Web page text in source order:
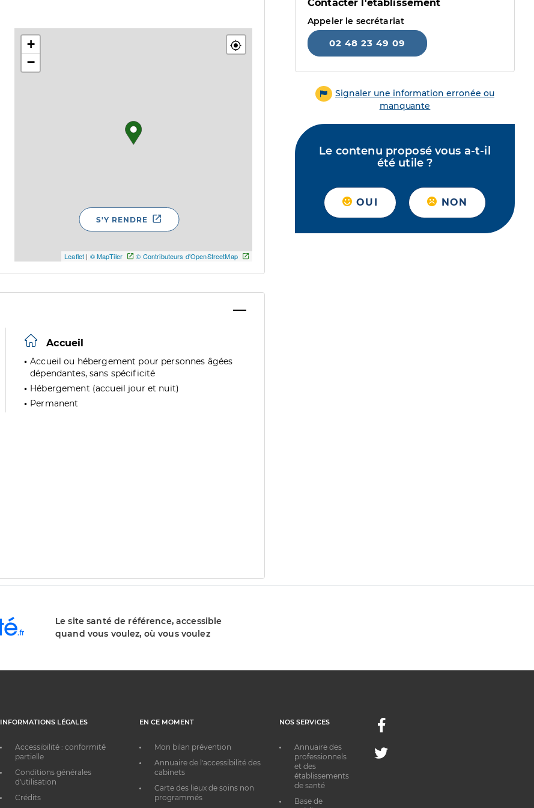
+
−
Leaflet | © MapTiler © Contributeurs d'OpenStreetMap
S'Y RENDRE
Accueil
Accueil ou hébergement pour personnes âgées
dépendantes, sans spécificité
Hébergement (accueil jour et nuit)
Permanent
Contacter l'établissement
Appeler le secrétariat
02 48 23 49 09
Signaler une information erronée ou
manquante
Le contenu proposé vous a-t-il
été utile ?
OUI NON
Le site santé de référence, accessible
quand vous voulez, où vous voulez
INFORMATIONS LÉGALES
Accessibilité : conformité
partielle
Conditions générales
d'utilisation
Crédits
EN CE MOMENT
Mon bilan prévention
Annuaire de l'accessibilité des
cabinets
Carte des lieux de soins non
programmés
NOS SERVICES
Annuaire des
professionnels
et des
établissements
de santé
Base de
Facebook
Twitter